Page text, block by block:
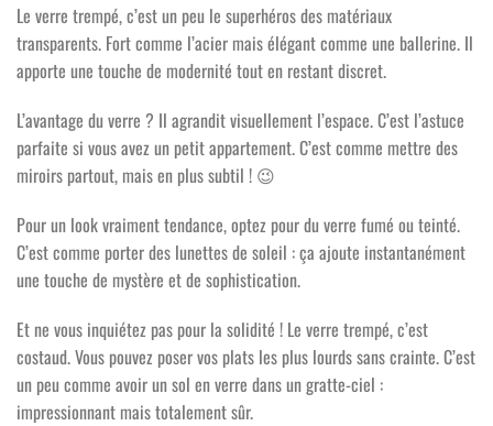
Le verre trempé, c’est un peu le superhéros des matériaux
transparents. Fort comme l’acier mais élégant comme une ballerine. Il
apporte une touche de modernité tout en restant discret.
L’avantage du verre ? Il agrandit visuellement l’espace. C’est l’astuce
parfaite si vous avez un petit appartement. C’est comme mettre des
miroirs partout, mais en plus subtil ! 😉
Pour un look vraiment tendance, optez pour du verre fumé ou teinté.
C’est comme porter des lunettes de soleil : ça ajoute instantanément
une touche de mystère et de sophistication.
Et ne vous inquiétez pas pour la solidité ! Le verre trempé, c’est
costaud. Vous pouvez poser vos plats les plus lourds sans crainte. C’est
un peu comme avoir un sol en verre dans un gratte-ciel :
impressionnant mais totalement sûr.